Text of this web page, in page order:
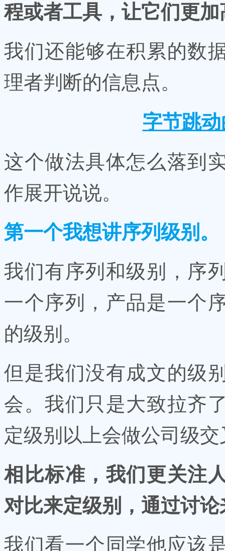
程或者工具，让它们更加
我们还能够在积累的数
理者判断的信息点。
字节跳
这个做法具体怎么落到
作展开说说。
第一个我想讲序列级别。
我们有序列和级别，序
一个序列，产品是一个
的级别。
但是我们没有成文的级
会。我们只是大致拉齐
定级别以上会做公司级
相比标准，我们更关注
对比来定级别，通过讨
我们看一个同学他应该